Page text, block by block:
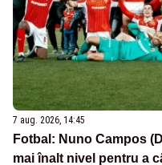
7 aug. 2026, 14:45
Fotbal: Nuno Campos
mai înalt nivel pentru a